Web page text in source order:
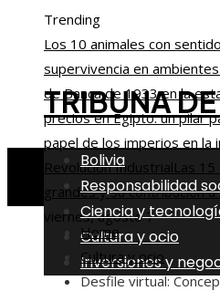
Trending
Los 10 animales con
supervivencia en
de Banca de 1933 en la
precios en Egipto: un pilar
papel de los imperios en la
Revolución IndustrialLas
grandes y su contribución
viernes, agosto 7
TRIBUNA
Bolivia
Responsabilidad
Ciencia y
Cultura y ocio
Inversiones y
Home
Cultura y ocio
Desfile virtual: